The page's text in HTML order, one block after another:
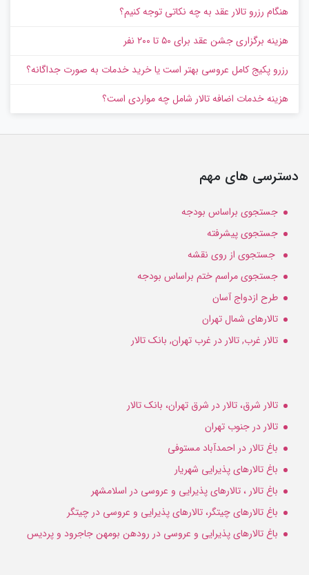
هنگام رزرو تالار عقد به چه نکاتی توجه کنیم؟
هزینه برگزاری جشن عقد برای ۵۰ تا ۲۰۰ نفر
رزرو پکیج کامل عروسی بهتر است یا خرید خدمات به‌ صورت جداگانه؟
هزینه خدمات اضافه تالار شامل چه مواردی است؟
دسترسی های مهم
جستجوی براساس بودجه
جستجوی پیشرفته
جستجوی از روی نقشه
جستجوی مراسم ختم براساس بودجه
طرح ازدواج آسان
تالارهای شمال تهران
تالار غرب, تالار در غرب تهران, بانک تالار
تالار شرق، تالار در شرق تهران، بانک تالار
تالار در جنوب تهران
باغ تالار در احمدآباد مستوفی
باغ تالارهای پذیرایی شهریار
باغ تالار ، تالارهای پذیرایی و عروسی در اسلامشهر
باغ تالارهای چیتگر، تالارهای پذیرایی و عروسی در چیتگر
باغ تالارهای پذیرایی و عروسی در رودهن بومهن جاجرود و پردیس